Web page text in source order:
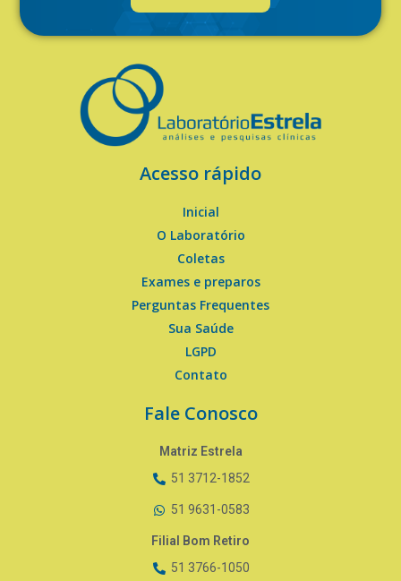
Acesso rápido
Inicial
O Laboratório
Coletas
Exames e preparos
Perguntas Frequentes
Sua Saúde
LGPD
Contato
Fale Conosco
Matriz Estrela
51 3712-1852
51 9631-0583
Filial Bom Retiro
51 3766-1050